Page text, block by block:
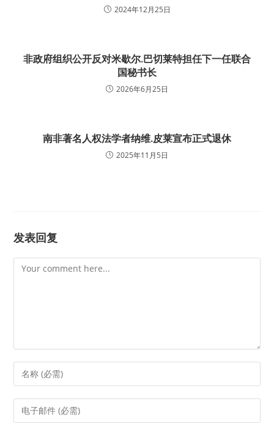
2024年12月25日
非政府组织公开反对米歇尔.巴切莱特担任下一任联合
国秘书长
2026年6月25日
南非著名人权法学者纳维.皮莱宣布正式退休
2025年11月5日
发表回复
Comment
Enter
your
name
Enter
your